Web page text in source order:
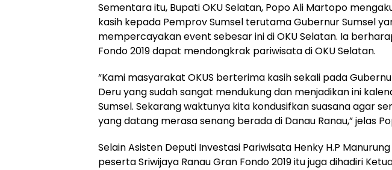
Sementara itu, Bupati OKU Selatan, Popo Ali Martopo
kasih kepada Pemprov Sumsel terutama Gubernur Sumsel
mempercayakan event sebesar ini di OKU Selatan. Ia
Fondo 2019 dapat mendongkrak pariwisata di OKU Selatan.
“Kami masyarakat OKUS berterima kasih sekali pada
Deru yang sudah sangat mendukung dan menjadikan ini
Sumsel. Sekarang waktunya kita kondusifkan suasana agar
yang datang merasa senang berada di Danau Ranau,” jelas
Selain Asisten Deputi Investasi Pariwisata Henky H.P
peserta Sriwijaya Ranau Gran Fondo 2019 itu juga dihadiri